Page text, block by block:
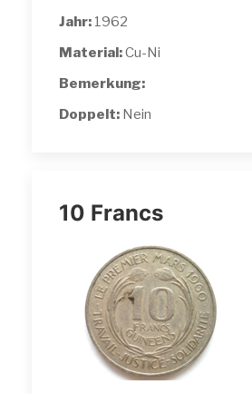
Jahr: 1962
Material:Cu-Ni
Bemerkung:
Doppelt: Nein
10 Francs